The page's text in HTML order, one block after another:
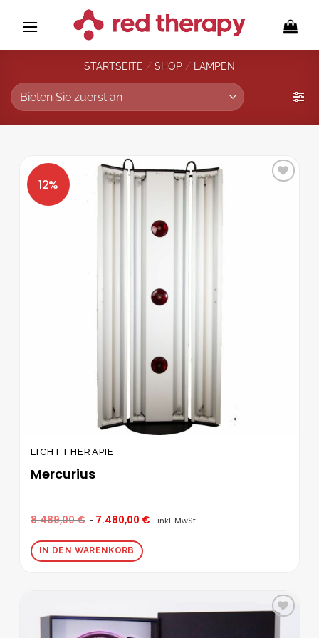
Inhalt
STARTSEITE / SHOP / LAMPEN
LICHTTHERAPIE
Mercurius
8.489,00€ 7.480,00 € inkl. MwSt.
IN DEN WARENKORB